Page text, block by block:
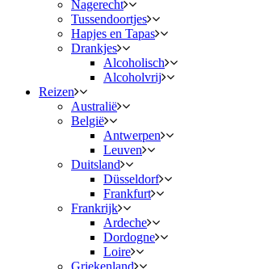
Nagerecht
Tussendoortjes
Hapjes en Tapas
Drankjes
Alcoholisch
Alcoholvrij
Reizen
Australië
België
Antwerpen
Leuven
Duitsland
Düsseldorf
Frankfurt
Frankrijk
Ardeche
Dordogne
Loire